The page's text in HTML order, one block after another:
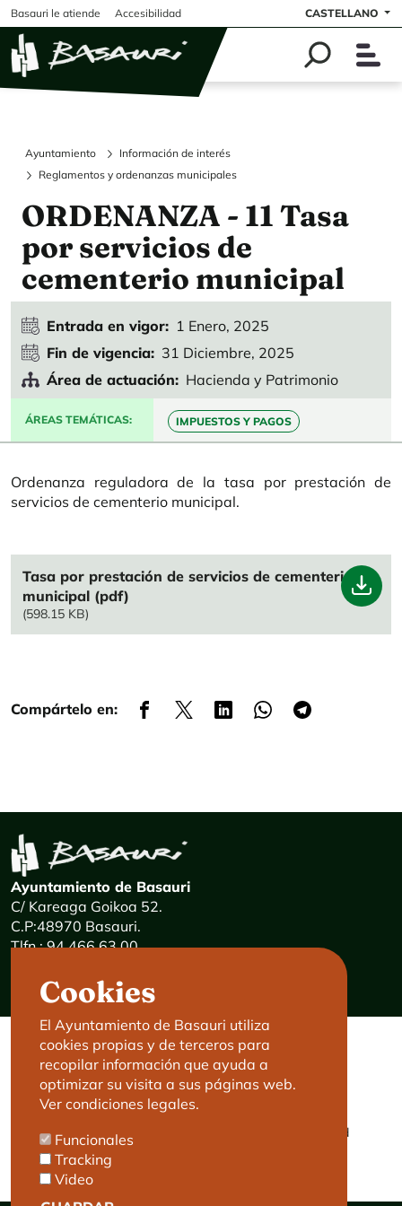
Pasar al contenido principal
Basauri le atiende Accesibilidad CASTELLANO
Ayuntamiento
Información de interés
Reglamentos y ordenanzas municipales
ORDENANZA - 11 Tasa
por servicios de
cementerio municipal
Entrada en vigor
1 Enero, 2025
Fin de vigencia
31 Diciembre, 2025
Área de actuación
Hacienda y Patrimonio
ÁREAS TEMÁTICAS IMPUESTOS Y PAGOS
Ordenanza reguladora de la tasa por prestación de
servicios de cementerio municipal.
File
Tasa por prestación de servicios de cementerio
municipal (pdf)
(598.15 KB)
Compártelo en:
Cookies
El Ayuntamiento de Basauri utiliza
cookies propias y de terceros para
recopilar información que ayuda a
optimizar su visita a sus páginas web.
Ver condiciones legales.
Funcionales
Tracking
Video
Ayuntamiento de Basauri
C/ Kareaga Goikoa 52.
C.P:48970 Basauri.
Tlfn.: 94 466 63 00
E-mail: haz@basauri.eus
CONTACTO
Basauri le atiende
Cita previa
LEGAL
Aviso legal
Política de privacidad